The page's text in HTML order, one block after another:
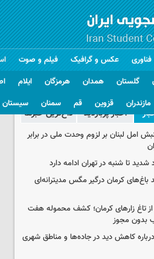
عکس و گرافیک فیلم و صوت
گلستان همدان هرمزگان ایلام
مازندران قزوین قم سمنان سیستان
اخبار پربازدید داغ‌ترین خبرها
امل لبنان بر لزوم وحدت ملی در برابر
تا شنبه در تهران ادامه دارد
باغ‌های کرمان درگیر مگس مدیترانه‌ای
تاغ زارهای کرمان؛ کشف محموله هفت
بدون مجوز
کاهش دید در جاده‌ها و مناطق شهری